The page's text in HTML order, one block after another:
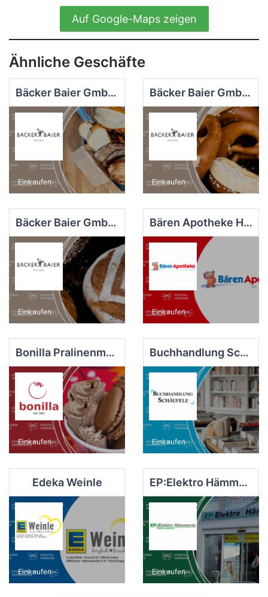
Auf Google-Maps zeigen
Ähnliche Geschäfte
Bäcker Baier GmbH Backhaus
Einkaufen
Bäcker Baier GmbH Stammhaus
Einkaufen
Bäcker Baier GmbH Ziegelfeld
Einkaufen
Bären Apotheke Herrenberg
Einkaufen
Bonilla Pralinenmanufaktur
Einkaufen
Buchhandlung Schäufele
Einkaufen
Edeka Weinle
Einkaufen
EP:Elektro Hämmerle, Elektro Hämmerle GmbH & Co. KG
Einkaufen